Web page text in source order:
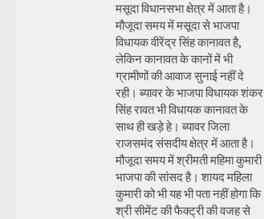
मसूदा विधानसभा क्षेत्र में आता है।
मौजूदा समय में मसूदा से भाजपा
विधायक वीरेंद्र सिंह कानावत है,
लेकिन कानावत के कानों में भी
ग्रामीणों की आवाज सुनाई नहीं दे
रही। ब्यावर के भाजपा विधायक शंकर
सिंह रावत भी विधायक कानावत के
साथ ही खड़े हे। ब्यावर जिला
राजसमंद संसदीय क्षेत्र में आता है।
मौजूदा समय में श्रीमती महिमा कुमारी
भाजपा की सांसद है। शायद महिला
कुमारी को भी यह भी पता नहीं होगा कि
श्री सीमेंट की फैक्ट्री की वजह से